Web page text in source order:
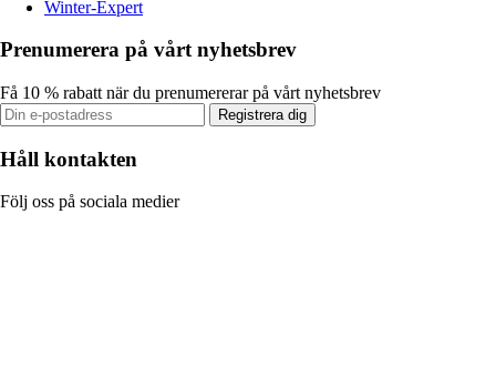
Winter-Expert
Prenumerera på vårt nyhetsbrev
Få 10 % rabatt när du prenumererar på vårt nyhetsbrev
Registrera dig
Håll kontakten
Följ oss på sociala medier